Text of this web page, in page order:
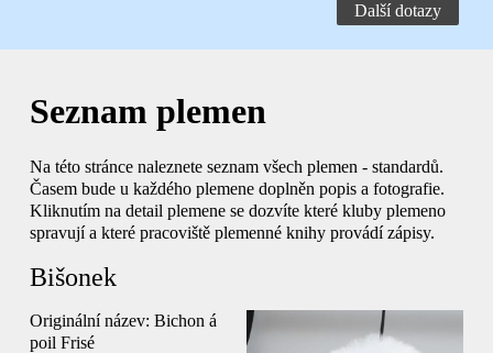
Další dotazy
Seznam plemen
Na této stránce naleznete seznam všech plemen - standardů.
Časem bude u každého plemene doplněn popis a fotografie.
Kliknutím na detail plemene se dozvíte které kluby plemeno
spravují a které pracoviště plemenné knihy provádí zápisy.
Bišonek
Originální název: Bichon á
poil Frisé